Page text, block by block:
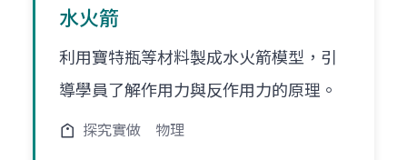
水火箭
利用寶特瓶等材料製成水火箭模型，引
導學員了解作用力與反作用力的原理。
探究實做 物理